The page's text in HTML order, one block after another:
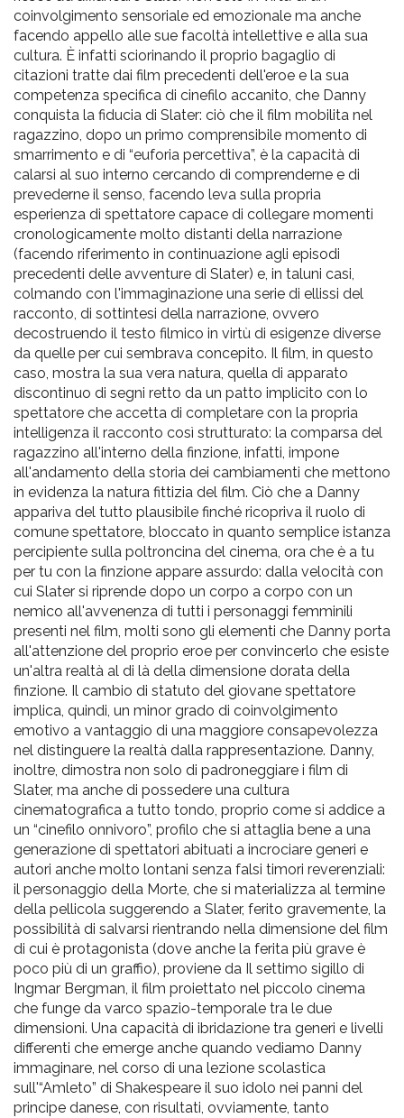
coinvolgimento sensoriale ed emozionale ma anche
facendo appello alle sue facoltà intellettive e alla sua
cultura. È infatti sciorinando il proprio bagaglio di
citazioni tratte dai film precedenti dell'eroe e la sua
competenza specifica di cinefilo accanito, che Danny
conquista la fiducia di Slater: ciò che il film mobilita nel
ragazzino, dopo un primo comprensibile momento di
smarrimento e di “euforia percettiva”, è la capacità di
calarsi al suo interno cercando di comprenderne e di
prevederne il senso, facendo leva sulla propria
esperienza di spettatore capace di collegare momenti
cronologicamente molto distanti della narrazione
(facendo riferimento in continuazione agli episodi
precedenti delle avventure di Slater) e, in taluni casi,
colmando con l'immaginazione una serie di ellissi del
racconto, di sottintesi della narrazione, ovvero
decostruendo il testo filmico in virtù di esigenze diverse
da quelle per cui sembrava concepito. Il film, in questo
caso, mostra la sua vera natura, quella di apparato
discontinuo di segni retto da un patto implicito con lo
spettatore che accetta di completare con la propria
intelligenza il racconto così strutturato: la comparsa del
ragazzino all'interno della finzione, infatti, impone
all'andamento della storia dei cambiamenti che mettono
in evidenza la natura fittizia del film. Ciò che a Danny
appariva del tutto plausibile finché ricopriva il ruolo di
comune spettatore, bloccato in quanto semplice istanza
percipiente sulla poltroncina del cinema, ora che è a tu
per tu con la finzione appare assurdo: dalla velocità con
cui Slater si riprende dopo un corpo a corpo con un
nemico all'avvenenza di tutti i personaggi femminili
presenti nel film, molti sono gli elementi che Danny porta
all'attenzione del proprio eroe per convincerlo che esiste
un'altra realtà al di là della dimensione dorata della
finzione. Il cambio di statuto del giovane spettatore
implica, quindi, un minor grado di coinvolgimento
emotivo a vantaggio di una maggiore consapevolezza
nel distinguere la realtà dalla rappresentazione. Danny,
inoltre, dimostra non solo di padroneggiare i film di
Slater, ma anche di possedere una cultura
cinematografica a tutto tondo, proprio come si addice a
un “cinefilo onnivoro”, profilo che si attaglia bene a una
generazione di spettatori abituati a incrociare generi e
autori anche molto lontani senza falsi timori reverenziali:
il personaggio della Morte, che si materializza al termine
della pellicola suggerendo a Slater, ferito gravemente, la
possibilità di salvarsi rientrando nella dimensione del film
di cui è protagonista (dove anche la ferita più grave è
poco più di un graffio), proviene da Il settimo sigillo di
Ingmar Bergman, il film proiettato nel piccolo cinema
che funge da varco spazio-temporale tra le due
dimensioni. Una capacità di ibridazione tra generi e livelli
differenti che emerge anche quando vediamo Danny
immaginare, nel corso di una lezione scolastica
sull'“Amleto” di Shakespeare il suo idolo nei panni del
principe danese, con risultati, ovviamente, tanto